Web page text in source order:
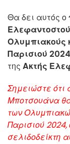
Θα δει αυτός ο
Ελεφαντοστού
Ολυμπιακούς
Παρισιού 2024
της Ακτής
Σημειώστε ότι
Μποτσουάνα
των
Παρισιού
σελιδοδείκτη